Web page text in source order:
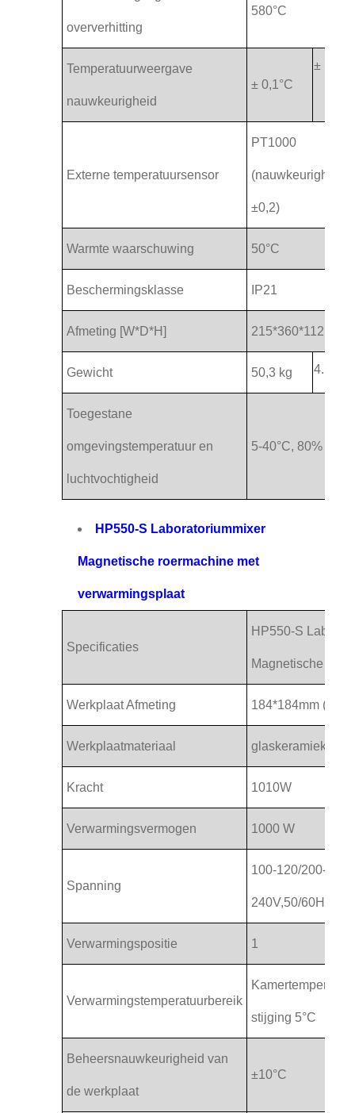
oververhitting
580°C
Temperatuurweergave
nauwkeurigheid
± 0,1°C
± 1°C
Externe temperatuursensor
PT1000
(nauwkeurigheid
±0,2)
Warmte waarschuwing 50°C
Beschermingsklasse IP21
Afmeting [W*D*H] 215*360*112 mm
Gewicht 50,3 kg 4.5 kg
Toegestane
omgevingstemperatuur en
luchtvochtigheid
5-40°C, 80% RH
HP550-S Laboratoriummixer
Magnetische roermachine met
verwarmingsplaat
Specificaties
HP550-S Lab-
Magnetische
Werkplaat Afmeting 184*184mm ((7
Werkplaatmateriaal glaskeramiek
Kracht 1010W
Verwarmingsvermogen 1000 W
Spanning
100-120/200-
240V,50/60Hz
Verwarmingspositie 1
Verwarmingstemperatuurbereik
stijging 5°C
Beheersnauwkeurigheid van
de werkplaat
±10°C